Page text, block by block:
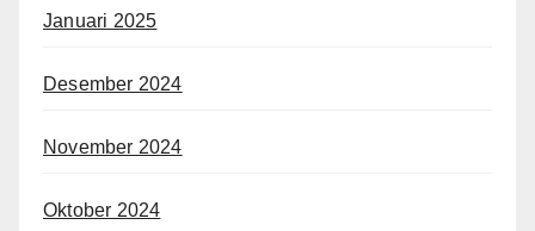
Januari 2025
Desember 2024
November 2024
Oktober 2024